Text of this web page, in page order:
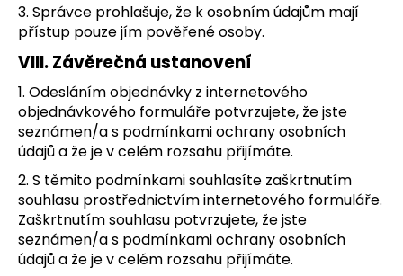
3. Správce prohlašuje, že k osobním údajům mají
přístup pouze jím pověřené osoby.
VIII.Závěrečná ustanovení
1. Odesláním objednávky z internetového
objednávkového formuláře potvrzujete, že jste
seznámen/a s podmínkami ochrany osobních
údajů a že je v celém rozsahu přijímáte.
2. S těmito podmínkami souhlasíte zaškrtnutím
souhlasu prostřednictvím internetového formuláře.
Zaškrtnutím souhlasu potvrzujete, že jste
seznámen/a s podmínkami ochrany osobních
údajů a že je v celém rozsahu přijímáte.